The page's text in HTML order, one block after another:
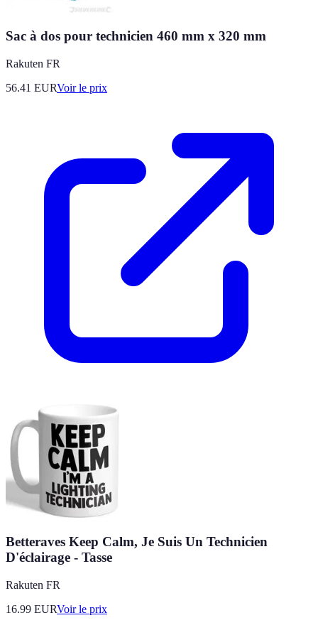
Sac à dos pour technicien 460 mm x 320 mm
Rakuten FR
56.41 EURVoir le prix
Betteraves Keep Calm, Je Suis Un Technicien
D'éclairage - Tasse
Rakuten FR
16.99 EURVoir le prix